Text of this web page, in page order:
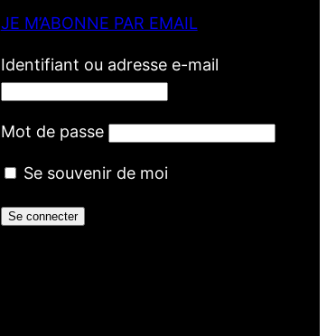
JE M’ABONNE PAR EMAIL
Identifiant ou adresse e-mail
Mot de passe
Se souvenir de moi